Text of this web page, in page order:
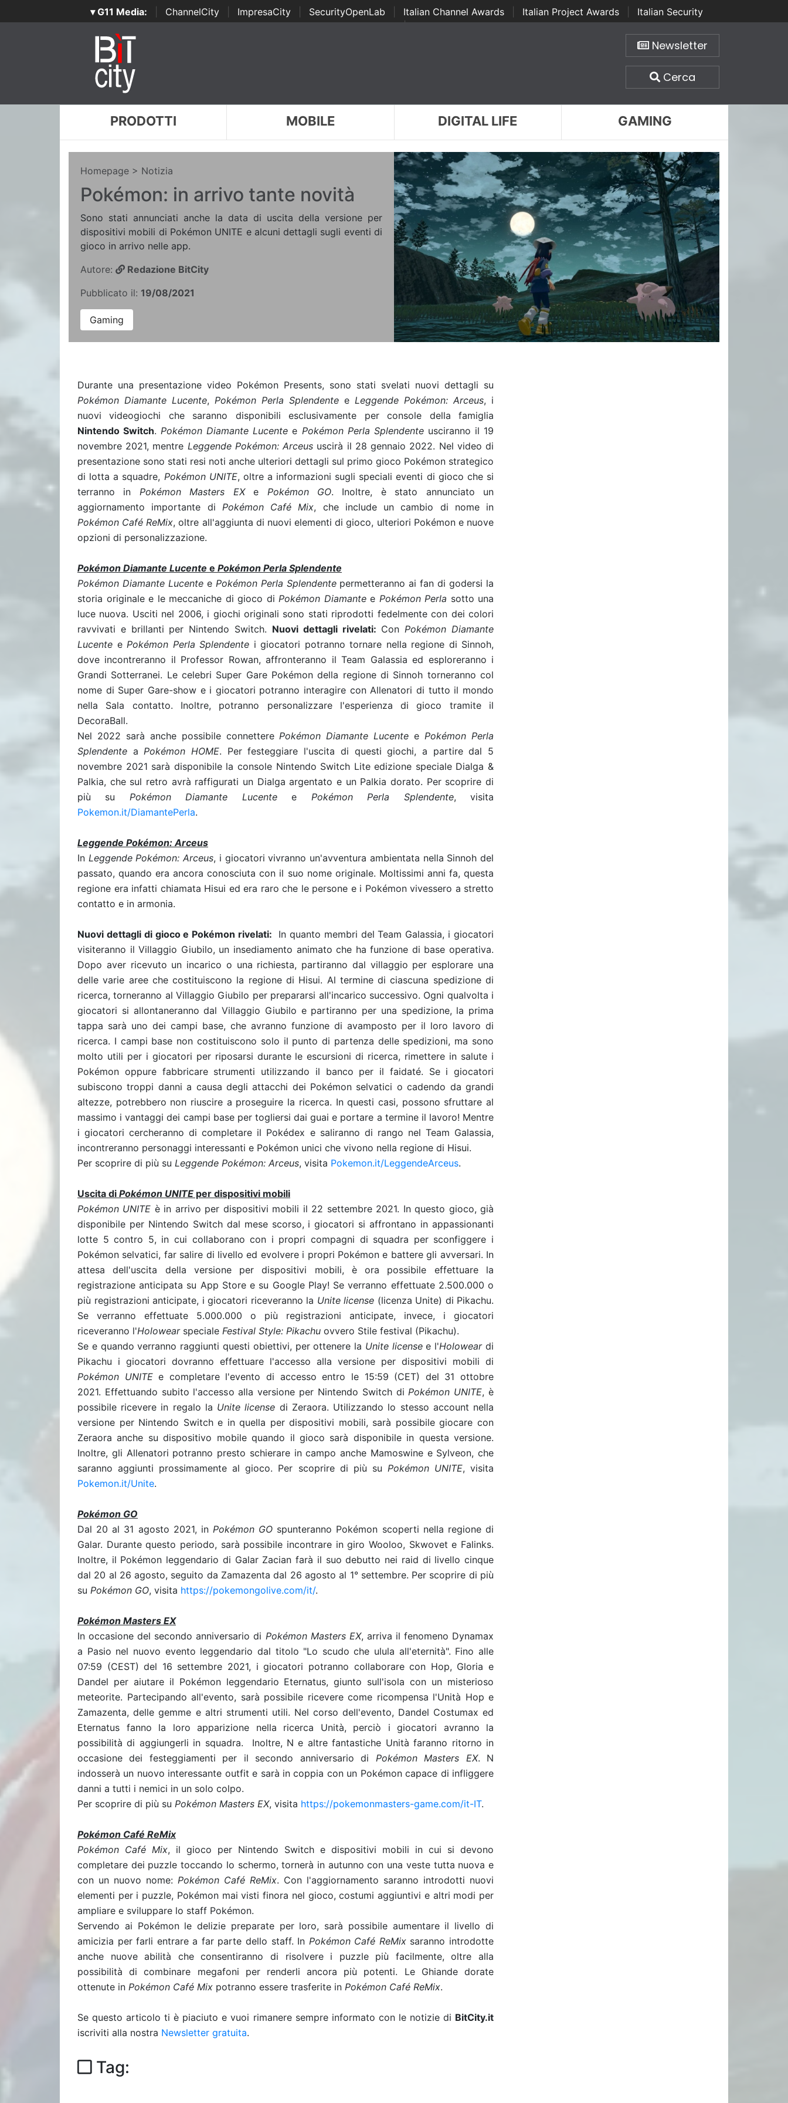
▾ G11 Media: ChannelCity ImpresaCity SecurityOpenLab Italian Channel Awards Italian Project Awards
Italian Security
Awards | ...
Newsletter
Cerca
PRODOTTI MOBILE DIGITAL LIFE GAMING
Homepage > Notizia
Pokémon: in arrivo tante novità
Sono stati annunciati anche la data di uscita della versione per
dispositivi mobili di Pokémon UNITE e alcuni dettagli sugli eventi di
gioco in arrivo nelle app.
Autore:
Redazione BitCity
Pubblicato il: 19/08/2021
Gaming
Durante una presentazione video Pokémon Presents, sono stati svelati nuovi dettagli su
Pokémon Diamante Lucente, Pokémon Perla Splendente e Leggende Pokémon: Arceus, i
nuovi videogiochi che saranno disponibili esclusivamente per console della famiglia
Nintendo Switch.Pokémon Diamante Lucente e Pokémon Perla Splendenteusciranno il 19
novembre 2021, mentre Leggende Pokémon: Arceus uscirà il 28 gennaio 2022. Nel video di
presentazione sono stati resi noti anche ulteriori dettagli sul primo gioco Pokémon strategico
di lotta a squadre, Pokémon UNITE, oltre a informazioni sugli speciali eventi di gioco che si
terranno in Pokémon Masters EXe Pokémon GO. Inoltre, è stato annunciato un
aggiornamento importante di Pokémon Café Mix, che include un cambio di nome in
Pokémon Café ReMix, oltre all'aggiunta di nuovi elementi di gioco, ulteriori Pokémon e nuove
opzioni di personalizzazione.
Pokémon Diamante Lucente e Pokémon Perla Splendente
Pokémon Diamante Lucentee Pokémon Perla Splendentepermetteranno ai fan di godersi la
storia originale e le meccaniche di gioco di Pokémon Diamantee Pokémon Perla sotto una
luce nuova. Usciti nel 2006, i giochi originali sono stati riprodotti fedelmente con dei colori
ravvivati e brillanti per Nintendo Switch. Nuovi dettagli rivelati: ConPokémon Diamante
Lucente e Pokémon Perla Splendente i giocatori potranno tornare nella regione di Sinnoh,
dove incontreranno il Professor Rowan, affronteranno il Team Galassia ed esploreranno i
Grandi Sotterranei. Le celebri Super Gare Pokémon della regione di Sinnoh torneranno col
nome di Super Gare-show e i giocatori potranno interagire con Allenatori di tutto il mondo
nella Sala contatto. Inoltre, potranno personalizzare l'esperienza di gioco tramite il
DecoraBall.
Nel 2022 sarà anche possibile connetterePokémon Diamante Lucente ePokémon Perla
Splendente aPokémon HOME. Per festeggiare l'uscita di questi giochi, a partire dal 5
novembre 2021 sarà disponibile la console Nintendo Switch Lite edizione speciale Dialga &
Palkia, che sul retro avrà raffigurati un Dialga argentato e un Palkia dorato. Per scoprire di
più su Pokémon Diamante Lucentee Pokémon Perla Splendente, visita
Pokemon.it/DiamantePerla.
Leggende Pokémon: Arceus
In Leggende Pokémon: Arceus, i giocatori vivranno un'avventura ambientata nella Sinnoh del
passato, quando era ancora conosciuta con il suo nome originale. Moltissimi anni fa, questa
regione era infatti chiamata Hisui ed era raro che le persone e i Pokémon vivessero a stretto
contatto e in armonia.
Nuovi dettagli di gioco e Pokémon rivelati:
In quanto membri del Team Galassia, i giocatori
visiteranno il Villaggio Giubilo, un insediamento animato che ha funzione di base operativa.
Dopo aver ricevuto un incarico o una richiesta, partiranno dal villaggio per esplorare una
delle varie aree che costituiscono la regione di Hisui. Al termine di ciascuna spedizione di
ricerca, torneranno al Villaggio Giubilo per prepararsi all'incarico successivo. Ogni qualvolta i
giocatori si allontaneranno dal Villaggio Giubilo e partiranno per una spedizione, la prima
tappa sarà uno dei campi base, che avranno funzione di avamposto per il loro lavoro di
ricerca. I campi base non costituiscono solo il punto di partenza delle spedizioni, ma sono
molto utili per i giocatori per riposarsi durante le escursioni di ricerca, rimettere in salute i
Pokémon oppure fabbricare strumenti utilizzando il banco per il faidaté. Se i giocatori
subiscono troppi danni a causa degli attacchi dei Pokémon selvatici o cadendo da grandi
altezze, potrebbero non riuscire a proseguire la ricerca. In questi casi, possono sfruttare al
massimo i vantaggi dei campi base per togliersi dai guai e portare a termine il lavoro! Mentre
i giocatori cercheranno di completare il Pokédex e saliranno di rango nel Team Galassia,
incontreranno personaggi interessanti e Pokémon unici che vivono nella regione di Hisui.
Per scoprire di più su Leggende Pokémon: Arceus, visita Pokemon.it/LeggendeArceus.
Uscita di Pokémon UNITE per dispositivi mobili
Pokémon UNITE è in arrivo per dispositivi mobili il 22 settembre 2021. In questo gioco, già
disponibile per Nintendo Switch dal mese scorso, i giocatori si affrontano in appassionanti
lotte 5 contro 5, in cui collaborano con i propri compagni di squadra per sconfiggere i
Pokémon selvatici, far salire di livello ed evolvere i propri Pokémon e battere gli avversari. In
attesa dell'uscita della versione per dispositivi mobili, è ora possibile effettuare la
registrazione anticipata su App Store e su Google Play! Se verranno effettuate 2.500.000 o
più registrazioni anticipate, i giocatori riceveranno la Unite license (licenza Unite) di Pikachu.
Se verranno effettuate 5.000.000 o più registrazioni anticipate, invece, i giocatori
riceveranno l'Holowearspeciale Festival Style: Pikachu ovvero Stile festival (Pikachu).
Se e quando verranno raggiunti questi obiettivi, per ottenere la Unite licensee l'Holoweardi
Pikachu i giocatori dovranno effettuare l'accesso alla versione per dispositivi mobili di
Pokémon UNITEe completare l'evento di accesso entro le 15:59 (CET) del 31 ottobre
2021. Effettuando subito l'accesso alla versione per Nintendo Switch diPokémon UNITE, è
possibile ricevere in regalo la Unite license di Zeraora. Utilizzando lo stesso account nella
versione per Nintendo Switch e in quella per dispositivi mobili, sarà possibile giocare con
Zeraora anche su dispositivo mobile quando il gioco sarà disponibile in questa versione.
Inoltre, gli Allenatori potranno presto schierare in campo anche Mamoswine e Sylveon, che
saranno aggiunti prossimamente al gioco. Per scoprire di più su Pokémon UNITE, visita
Pokemon.it/Unite.
Pokémon GO
Dal 20 al 31 agosto 2021, in Pokémon GO spunteranno Pokémon scoperti nella regione di
Galar. Durante questo periodo, sarà possibile incontrare in giro Wooloo, Skwovet e Falinks.
Inoltre, il Pokémon leggendario di Galar Zacian farà il suo debutto nei raid di livello cinque
dal 20 al 26 agosto, seguito da Zamazenta dal 26 agosto al 1° settembre. Per scoprire di più
su Pokémon GO, visita https://pokemongolive.com/it/.
Pokémon Masters EX
In occasione del secondo anniversario di Pokémon Masters EX, arriva il fenomeno Dynamax
a Pasio nel nuovo evento leggendario dal titolo "Lo scudo che ulula all'eternità". Fino alle
07:59 (CEST) del 16 settembre 2021, i giocatori potranno collaborare con Hop, Gloria e
Dandel per aiutare il Pokémon leggendario Eternatus, giunto sull'isola con un misterioso
meteorite. Partecipando all'evento, sarà possibile ricevere come ricompensa l'Unità Hop e
Zamazenta, delle gemme e altri strumenti utili. Nel corso dell'evento, Dandel Costumax ed
Eternatus fanno la loro apparizione nella ricerca Unità, perciò i giocatori avranno la
possibilità di aggiungerli in squadra.
Inoltre, N e altre fantastiche Unità faranno ritorno in
occasione dei festeggiamenti per il secondo anniversario di Pokémon Masters EX. N
indosserà un nuovo interessante outfit e sarà in coppia con un Pokémon capace di infliggere
danni a tutti i nemici in un solo colpo.
Per scoprire di più su Pokémon Masters EX, visita https://pokemonmasters-game.com/it-IT.
Pokémon Café ReMix
Pokémon Café Mix, il gioco per Nintendo Switch e dispositivi mobili in cui si devono
completare dei puzzle toccando lo schermo, tornerà in autunno con una veste tutta nuova e
con un nuovo nome: Pokémon Café ReMix. Con l'aggiornamento saranno introdotti nuovi
elementi per i puzzle, Pokémon mai visti finora nel gioco, costumi aggiuntivi e altri modi per
ampliare e sviluppare lo staff Pokémon.
Servendo ai Pokémon le delizie preparate per loro, sarà possibile aumentare il livello di
amicizia per farli entrare a far parte dello staff. In Pokémon Café ReMixsaranno introdotte
anche nuove abilità che consentiranno di risolvere i puzzle più facilmente, oltre alla
possibilità di combinare megafoni per renderli ancora più potenti. Le Ghiande dorate
ottenute in Pokémon Café Mix potranno essere trasferite in Pokémon Café ReMix.
Se questo articolo ti è piaciuto e vuoi rimanere sempre informato con le notizie di BitCity.it
iscriviti alla nostra Newsletter gratuita.
Tag: